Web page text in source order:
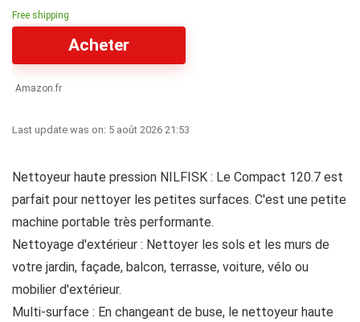
Free shipping
Acheter
Amazon.fr
Last update was on: 5 août 2026 21:53
Nettoyeur haute pression NILFISK : Le Compact 120.7 est
parfait pour nettoyer les petites surfaces. C'est une petite
machine portable très performante.
Nettoyage d'extérieur : Nettoyer les sols et les murs de
votre jardin, façade, balcon, terrasse, voiture, vélo ou
mobilier d'extérieur.
Multi-surface : En changeant de buse, le nettoyeur haute